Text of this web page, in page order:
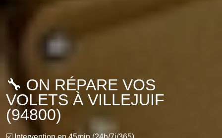
🔧 ON RÉPARE VOS
VOLETS À VILLEJUIF
(94800)